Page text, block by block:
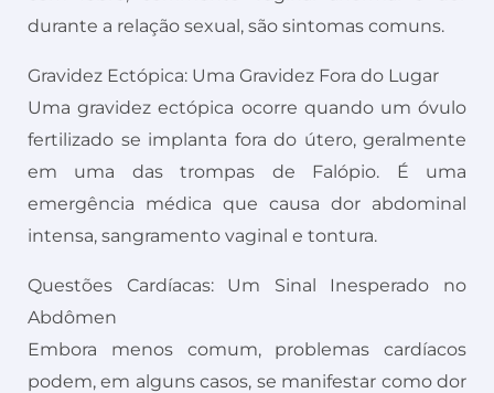
durante a relação sexual, são sintomas comuns.
Gravidez Ectópica: Uma Gravidez Fora do Lugar
Uma gravidez ectópica ocorre quando um óvulo
fertilizado se implanta fora do útero, geralmente
em uma das trompas de Falópio. É uma
emergência médica que causa dor abdominal
intensa, sangramento vaginal e tontura.
Questões Cardíacas: Um Sinal Inesperado no
Abdômen
Embora menos comum, problemas cardíacos
podem, em alguns casos, se manifestar como dor